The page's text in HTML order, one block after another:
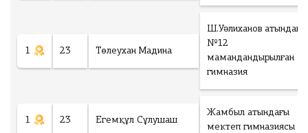
1 23 Төлеухан Мадина
Ш.Уәлиханов атындағы
№12
мамандандырылған
гимназия
1 23 Егемқұл Сұлушаш
Жамбыл атындағы
мектеп гимназиясы